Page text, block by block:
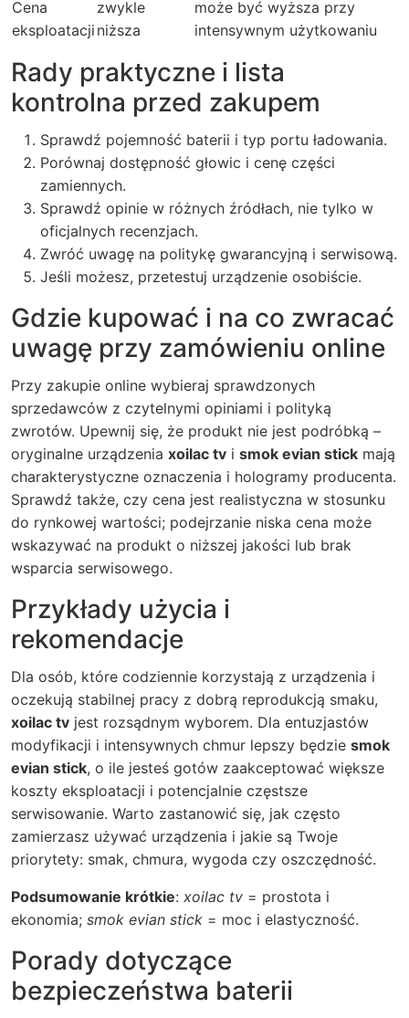
Cena
eksploatacji
zwykle
niższa
może być wyższa przy
intensywnym użytkowaniu
Rady praktyczne i lista
kontrolna przed zakupem
Sprawdź pojemność baterii i typ portu ładowania.
Porównaj dostępność głowic i cenę części
zamiennych.
Sprawdź opinie w różnych źródłach, nie tylko w
oficjalnych recenzjach.
Zwróć uwagę na politykę gwarancyjną i serwisową.
Jeśli możesz, przetestuj urządzenie osobiście.
Gdzie kupować i na co zwracać
uwagę przy zamówieniu online
Przy zakupie online wybieraj sprawdzonych
sprzedawców z czytelnymi opiniami i polityką
zwrotów. Upewnij się, że produkt nie jest podróbką –
oryginalne urządzenia xoilac tv i smok evian stick mają
charakterystyczne oznaczenia i hologramy producenta.
Sprawdź także, czy cena jest realistyczna w stosunku
do rynkowej wartości; podejrzanie niska cena może
wskazywać na produkt o niższej jakości lub brak
wsparcia serwisowego.
Przykłady użycia i
rekomendacje
Dla osób, które codziennie korzystają z urządzenia i
oczekują stabilnej pracy z dobrą reprodukcją smaku,
xoilac tv jest rozsądnym wyborem. Dla entuzjastów
modyfikacji i intensywnych chmur lepszy będzie smok
evian stick, o ile jesteś gotów zaakceptować większe
koszty eksploatacji i potencjalnie częstsze
serwisowanie. Warto zastanowić się, jak często
zamierzasz używać urządzenia i jakie są Twoje
priorytety: smak, chmura, wygoda czy oszczędność.
Podsumowanie krótkie: xoilac tv = prostota i
ekonomia; smok evian stick = moc i elastyczność.
Porady dotyczące
bezpieczeństwa baterii